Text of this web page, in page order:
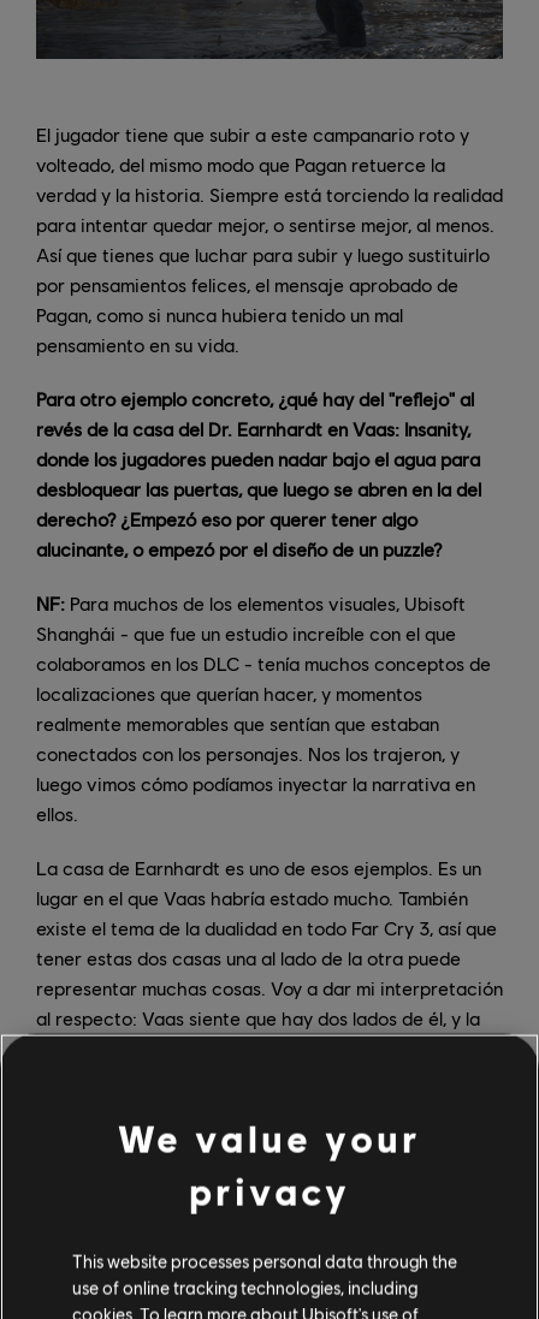
El jugador tiene que subir a este campanario roto y
volteado, del mismo modo que Pagan retuerce la
verdad y la historia. Siempre está torciendo la realidad
para intentar quedar mejor, o sentirse mejor, al menos.
Así que tienes que luchar para subir y luego sustituirlo
por pensamientos felices, el mensaje aprobado de
Pagan, como si nunca hubiera tenido un mal
pensamiento en su vida.
Para otro ejemplo concreto, ¿qué hay del "reflejo" al
revés de la casa del Dr. Earnhardt en Vaas: Insanity,
donde los jugadores pueden nadar bajo el agua para
desbloquear las puertas, que luego se abren en la del
derecho? ¿Empezó eso por querer tener algo
alucinante, o empezó por el diseño de un puzzle?
NF: Para muchos de los elementos visuales, Ubisoft
Shanghái - que fue un estudio increíble con el que
colaboramos en los DLC - tenía muchos conceptos de
localizaciones que querían hacer, y momentos
realmente memorables que sentían que estaban
conectados con los personajes. Nos los trajeron, y
luego vimos cómo podíamos inyectar la narrativa en
ellos.
La casa de Earnhardt es uno de esos ejemplos. Es un
lugar en el que Vaas habría estado mucho. También
existe el tema de la dualidad en todo Far Cry 3, así que
tener estas dos casas una al lado de la otra puede
representar muchas cosas. Voy a dar mi interpretación
al respecto: Vaas siente que hay dos lados de él, y la
es un adicto en todos los sentidos. Está en un camino
autodestructivo, y hay una parte de él que sabe que no
debería estarlo. Así que la casa, esa visión, esas dos
¿Cómo es escribir diálogos y narraciones que sabes
que los jugadores van a experimentar una y otra vez,
We value your
privacy
This website processes personal data through the
use of online tracking technologies, including
cookies. To learn more about Ubisoft's use of